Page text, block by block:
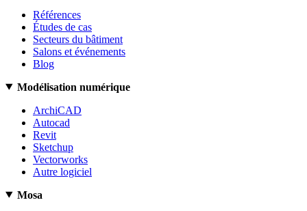
Références
Études de cas
Secteurs du bâtiment
Salons et événements
Blog
Modélisation numérique
ArchiCAD
Autocad
Revit
Sketchup
Vectorworks
Autre logiciel
Mosa